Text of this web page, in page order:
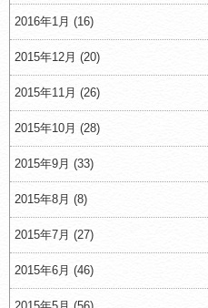
2016年1月 (16)
2015年12月 (20)
2015年11月 (26)
2015年10月 (28)
2015年9月 (33)
2015年8月 (8)
2015年7月 (27)
2015年6月 (46)